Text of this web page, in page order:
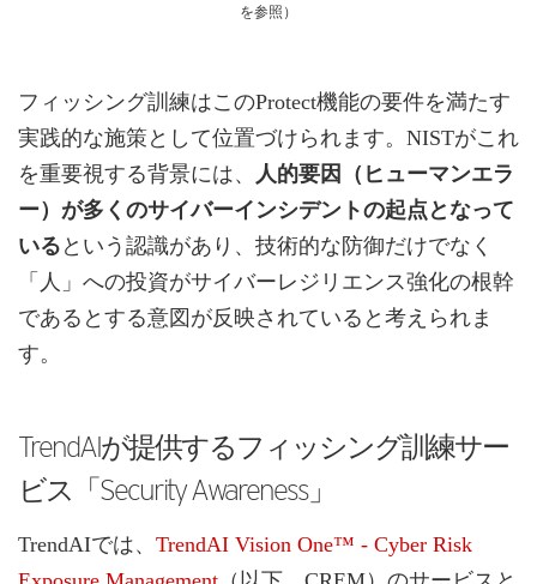
を参照）
フィッシング訓練はこのProtect機能の要件を満たす
実践的な施策として位置づけられます。NISTがこれ
を重要視する背景には、
人的要因（ヒューマンエラ
ー）が多くのサイバーインシデントの起点となって
いる という認識があり、技術的な防御だけでなく
「人」への投資がサイバーレジリエンス強化の根幹
であるとする意図が反映されていると考えられま
す。
TrendAIが提供するフィッシング訓練サー
ビス「Security Awareness」
TrendAIでは、 TrendAI Vision One™ - Cyber Risk